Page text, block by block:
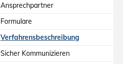
Ansprechpartner
Formulare
Verfahrensbeschreibung
Sicher Kommunizieren